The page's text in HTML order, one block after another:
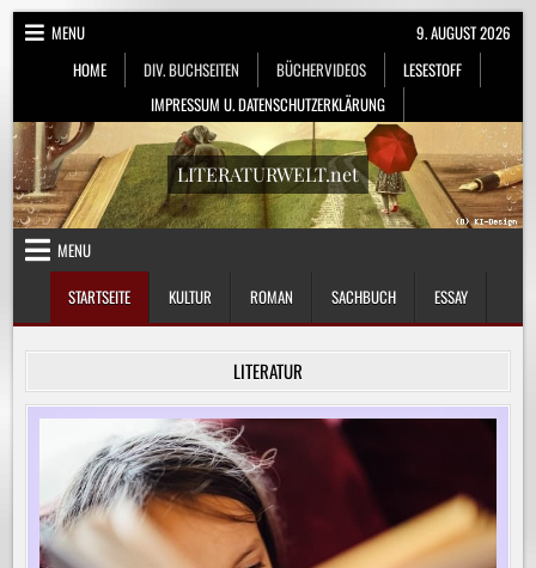
Skip
MENU
HOME
DIV. BUCHSEITEN BÜCHERVIDEOS
LESESTOFF
IMPRESSUM U. DATENSCHUTZERKLÄRUNG
9. AUGUST 2026
LITERATURWELT.net
MENU
STARTSEITE
KULTUR ROMAN SACHBUCH ESSAY
LITERATUR